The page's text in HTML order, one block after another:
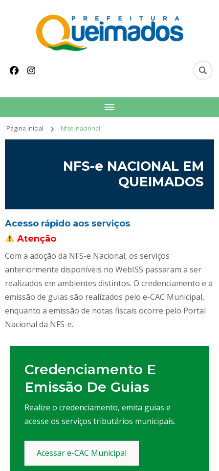
Prefeitura Municipal
Página inicial Nfse-nacional
NFS-e NACIONAL EM
QUEIMADOS
Acesso rápido aos serviços
Atenção
Com a adoção da NFS-e Nacional, os serviços
anteriormente disponíveis no WebISS passaram a ser
realizados em ambientes distintos. O credenciamento e a
emissão de guias são realizados pelo e-CAC Municipal,
enquanto a emissão de notas fiscais ocorre pelo Portal
Nacional da NFS-e.
Credenciamento E
Emissão De Guias
Realize o credenciamento, emita guias e
acesse os serviços tributários municipais.
Acessar e-CAC Municipal